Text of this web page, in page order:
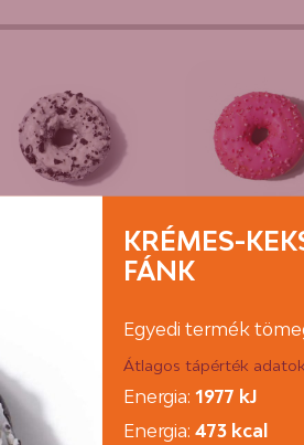
kekszes fánk
Málnás
fánk
KRÉMES-
FÁNK
Egyedi termék
Átlagos tápérték
Energia:1977 kJ
Energia:473 kcal